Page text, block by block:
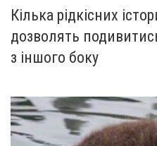
Кілька рідкісних
дозволять
з іншого боку